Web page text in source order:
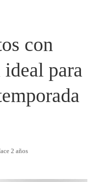
con
para
2 años